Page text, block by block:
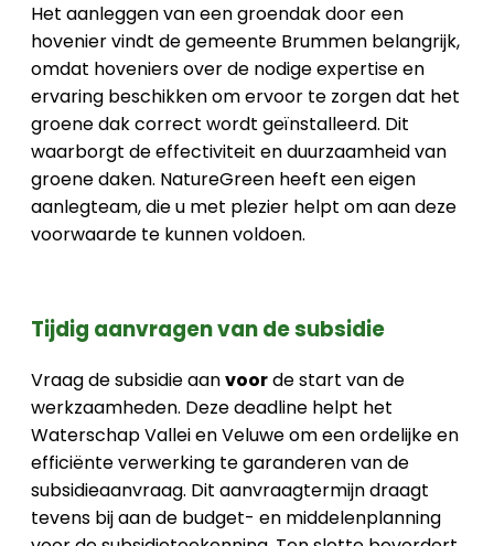
Het aanleggen van een groendak door een
hovenier vindt de gemeente Brummen belangrijk,
omdat hoveniers over de nodige expertise en
ervaring beschikken om ervoor te zorgen dat het
groene dak correct wordt geïnstalleerd. Dit
waarborgt de effectiviteit en duurzaamheid van
groene daken. NatureGreen heeft een eigen
aanlegteam, die u met plezier helpt om aan deze
voorwaarde te kunnen voldoen.
Tijdig aanvragen van de subsidie
Vraag de subsidie aanvoorde start van de
werkzaamheden. Deze deadline helpt het
Waterschap Vallei en Veluwe om een ordelijke en
efficiënte verwerking te garanderen van de
subsidieaanvraag. Dit aanvraagtermijn draagt
tevens bij aan de budget- en middelenplanning